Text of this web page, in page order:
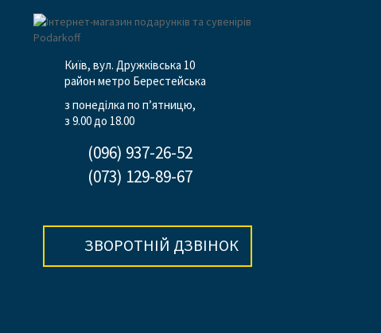
Київ, вул. Дружківська 10
район метро Берестейська
з понеділка по п’ятницю,
з 9.00 до 18.00
(096) 937-26-52
(073) 129-89-67
ЗВОРОТНІЙ ДЗВІНОК